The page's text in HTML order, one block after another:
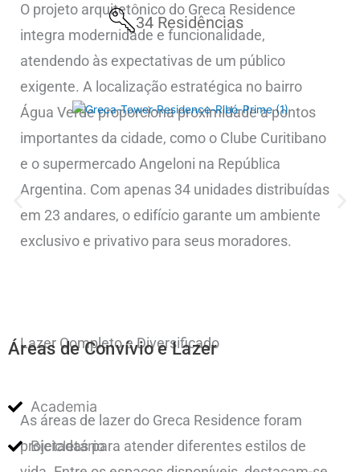
O projeto arquitetônico do Greca Residence
integra modernidade e funcionalidade,
atendendo às expectativas de um público
exigente. A localização estratégica no bairro
Água Verde proporciona proximidade a pontos
importantes da cidade, como o Clube Curitibano
e o supermercado Angeloni na República
Argentina. Com apenas 34 unidades distribuídas
em 23 andares, o edifício garante um ambiente
exclusivo e privativo para seus moradores.
Lazer Completo e Diversificado
As áreas de lazer do Greca Residence foram
projetadas para atender diferentes estilos de
34 Residências
Áreas de Convívio e Lazer
Academia
Bicicletário